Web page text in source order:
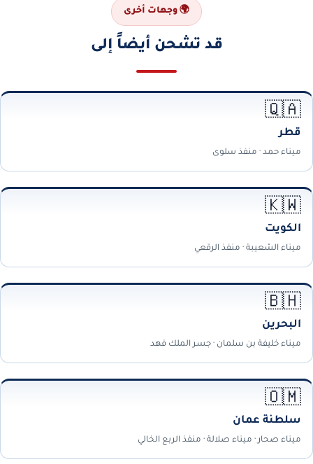
🌍 وجهات أخرى
قد تشحن أيضاً إلى
🇶🇦
قطر
ميناء حمد · منفذ سلوى
🇰🇼
الكويت
ميناء الشعيبة · منفذ الرقعي
🇧🇭
البحرين
ميناء خليفة بن سلمان · جسر الملك فهد
🇴🇲
سلطنة عمان
ميناء صحار · ميناء صلالة · منفذ الربع الخالي